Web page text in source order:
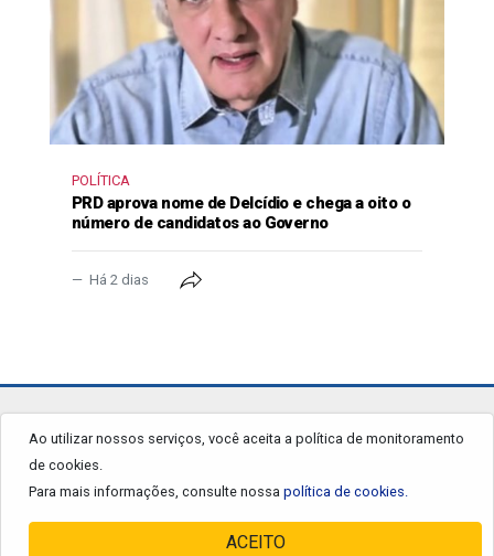
POLÍTICA
PRD aprova nome de Delcídio e chega a oito o
número de candidatos ao Governo
Há 2 dias
Ao utilizar nossos serviços, você aceita a política de monitoramento
de cookies.
Para mais informações, consulte nossa política de cookies.
ACEITO
jornalgrandourados.com.br